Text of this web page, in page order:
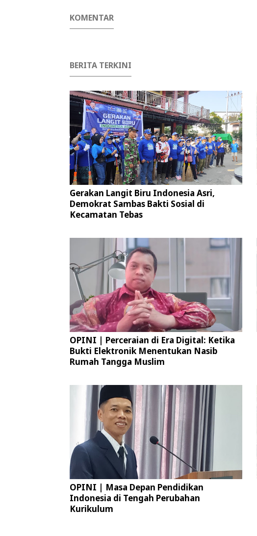
KOMENTAR
BERITA TERKINI
Gerakan Langit Biru Indonesia Asri,
Demokrat Sambas Bakti Sosial di
Kecamatan Tebas
OPINI | Perceraian di Era Digital: Ketika
Bukti Elektronik Menentukan Nasib
Rumah Tangga Muslim
OPINI | Masa Depan Pendidikan
Indonesia di Tengah Perubahan
Kurikulum